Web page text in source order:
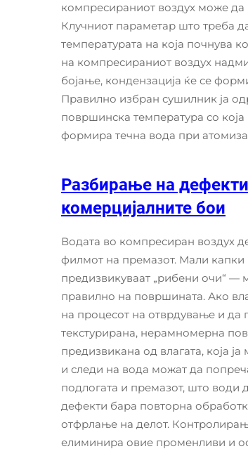
компресираниот воздух може да
Клучниот параметар што треба
температурата на која почнува
на компресираниот воздух
бојање, кондензација ќе се
Правилно избран сушилник ја
површинска температура со која
формира течна вода при
Разбирање на
комерцијалните бои
Водата во компресиран воздух
филмот на премазот. Мали
предизвикуваат „рибени очи“
правилно на површината. Ако
на процесот на отврдување и да
текстурирана, нерамномерна
предизвикана од влагата, која
и следи на вода можат да
подлогата и премазот, што води
дефекти бара повторна
отфрлање на делот.
елиминира овие променливи и